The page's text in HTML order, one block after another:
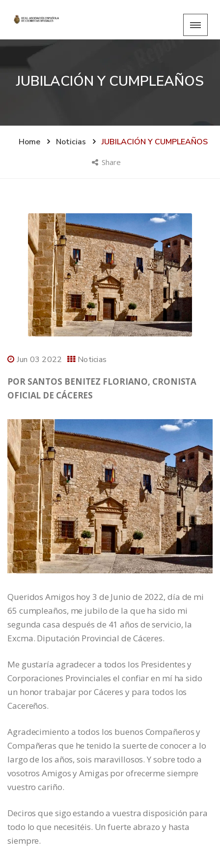
JUBILACIÓN Y CUMPLEAÑOS
Home Noticias JUBILACIÓN Y CUMPLEAÑOS
Share
Jun 03 2022 Noticias
POR SANTOS BENITEZ FLORIANO, CRONISTA
OFICIAL DE CÁCERES
Queridos Amigos hoy 3 de Junio de 2022, día de mi
65 cumpleaños, me jubilo de la que ha sido mi
segunda casa después de 41 años de servicio, la
Excma. Diputación Provincial de Cáceres.
Me gustaría agradecer a todos los Presidentes y
Corporaciones Provinciales el confiar en mí ha sido
un honor trabajar por Cáceres y para todos los
Cacereños.
Agradecimiento a todos los buenos Compañeros y
Compañeras que he tenido la suerte de conocer a lo
largo de los años, sois maravillosos. Y sobre todo a
vosotros Amigos y Amigas por ofrecerme siempre
vuestro cariño.
Deciros que sigo estando a vuestra disposición para
todo lo que necesitéis. Un fuerte abrazo y hasta
siempre.